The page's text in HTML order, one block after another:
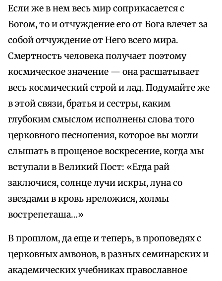
Если же в нем весь мир соприкасается с
Богом, то и отчуждение его от Бога влечет за
собой отчуждение от Него всего мира.
Смертность человека получает поэтому
космическое значение — она расшатывает
весь космический строй и лад. Подумайте же
в этой связи, братья и сестры, каким
глубоким смыслом исполнены слова того
церковного песнопения, которое вы могли
слышать в прощеное воскресение, когда мы
вступали в Великий Пост: «Егда рай
заключися, солнце лучи искры, луна со
звездами в кровь нреложися, холмы
вострепеташа…»
В прошлом, да еще и теперь, в проповедях с
церковных амвонов, в разных семинарских и
академических учебниках православное